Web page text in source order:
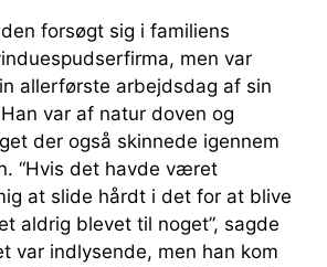
forsøgt sig i familiens
men var
allerførste arbejdsdag af sin
var af natur doven og
der også skinnede igennem
“Hvis det havde været
at slide hårdt i det for at blive
aldrig blevet til noget”, sagde
var indlysende, men han kom